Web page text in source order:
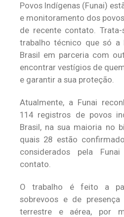
Povos Indígenas (Funai)
e monitoramento dos
de recente contato.
trabalho técnico que só a
Brasil em parceria com
encontrar vestígios de
e garantir a sua proteção.
Atualmente, a Funai
114 registros de povos
Brasil, na sua maioria no
quais 28 estão
considerados pela
contato.
O trabalho é feito a
sobrevoos e de
terrestre e aérea, por